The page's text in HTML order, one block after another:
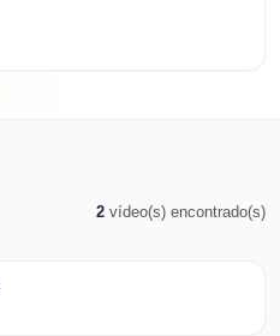
2 vídeo(s) encontrado(s)